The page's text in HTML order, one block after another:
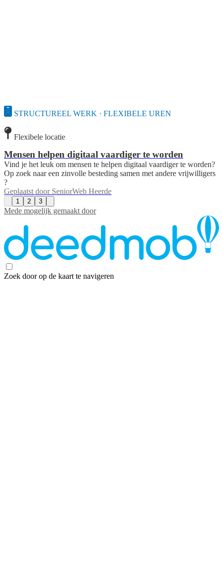
STRUCTUREEL WERK · FLEXIBELE UREN
Flexibele locatie
Mensen helpen digitaal vaardiger te worden
Vind je het leuk om mensen te helpen digitaal vaardiger te worden?
Op zoek naar een zinvolle besteding samen met andere vrijwilligers
?
Geplaatst door SeniorWeb Heerde
1 2 3
Mede mogelijk gemaakt door
Zoek door op de kaart te navigeren